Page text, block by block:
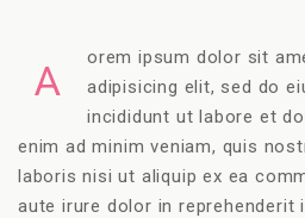
A
orem ipsum dolor sit
adipisicing elit, sed do
incididunt ut labore et
enim ad minim veniam, quis
laboris nisi ut aliquip ex ea
aute irure dolor in reprehenderit